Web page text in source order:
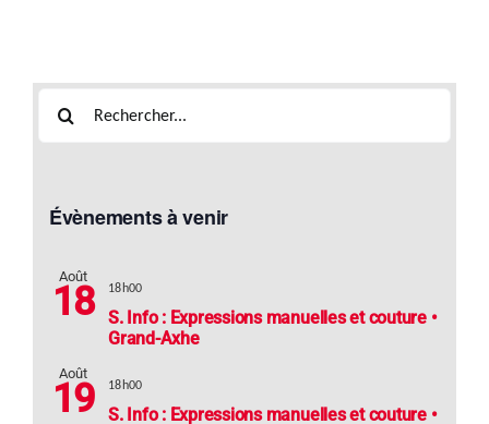
Évènements à venir
Août
18 18h00
S. Info : Expressions manuelles et couture •
Grand-Axhe
Août
19 18h00
S. Info : Expressions manuelles et couture •